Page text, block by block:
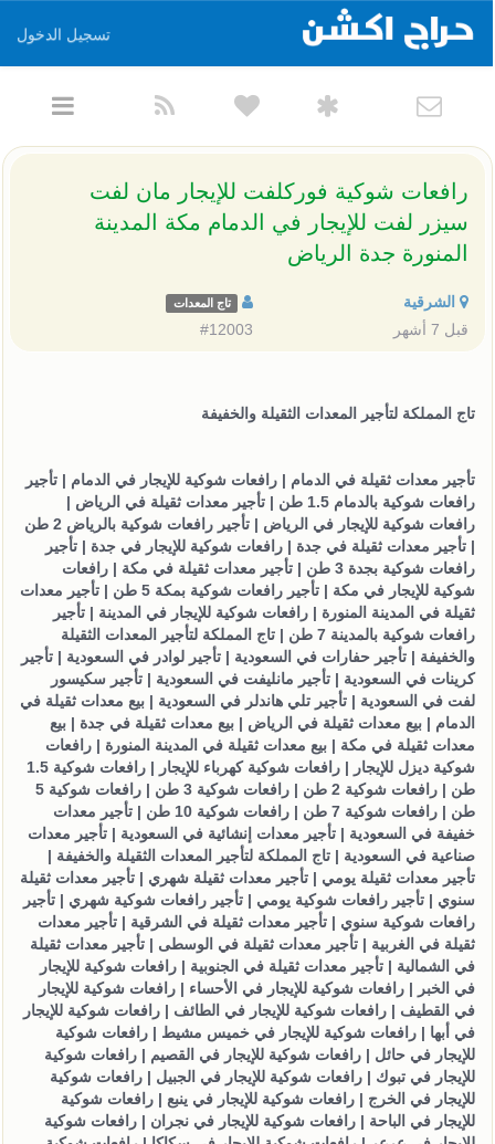
تسجيل الدخول
رافعات شوكية فوركلفت للإيجار مان لفت
سيزر لفت للإيجار في الدمام مكة المدينة
المنورة جدة الرياض
الشرقية تاج المعدات
قبل 7 أشهر #12003
تاج المملكة لتأجير المعدات الثقيلة والخفيفة
تأجير معدات ثقيلة في الدمام | رافعات شوكية للإيجار في الدمام | تأجير
رافعات شوكية بالدمام 1.5 طن | تأجير معدات ثقيلة في الرياض |
رافعات شوكية للإيجار في الرياض | تأجير رافعات شوكية بالرياض 2 طن
| تأجير معدات ثقيلة في جدة | رافعات شوكية للإيجار في جدة | تأجير
رافعات شوكية بجدة 3 طن | تأجير معدات ثقيلة في مكة | رافعات
شوكية للإيجار في مكة | تأجير رافعات شوكية بمكة 5 طن | تأجير معدات
ثقيلة في المدينة المنورة | رافعات شوكية للإيجار في المدينة | تأجير
رافعات شوكية بالمدينة 7 طن | تاج المملكة لتأجير المعدات الثقيلة
والخفيفة | تأجير حفارات في السعودية | تأجير لوادر في السعودية | تأجير
كرينات في السعودية | تأجير مانليفت في السعودية | تأجير سكيسور
لفت في السعودية | تأجير تلي هاندلر في السعودية | بيع معدات ثقيلة في
الدمام | بيع معدات ثقيلة في الرياض | بيع معدات ثقيلة في جدة | بيع
معدات ثقيلة في مكة | بيع معدات ثقيلة في المدينة المنورة | رافعات
شوكية ديزل للإيجار | رافعات شوكية كهرباء للإيجار | رافعات شوكية 1.5
طن | رافعات شوكية 2 طن | رافعات شوكية 3 طن | رافعات شوكية 5
طن | رافعات شوكية 7 طن | رافعات شوكية 10 طن | تأجير معدات
خفيفة في السعودية | تأجير معدات إنشائية في السعودية | تأجير معدات
صناعية في السعودية | تاج المملكة لتأجير المعدات الثقيلة والخفيفة |
تأجير معدات ثقيلة يومي | تأجير معدات ثقيلة شهري | تأجير معدات ثقيلة
سنوي | تأجير رافعات شوكية يومي | تأجير رافعات شوكية شهري | تأجير
رافعات شوكية سنوي | تأجير معدات ثقيلة في الشرقية | تأجير معدات
ثقيلة في الغربية | تأجير معدات ثقيلة في الوسطى | تأجير معدات ثقيلة
في الشمالية | تأجير معدات ثقيلة في الجنوبية | رافعات شوكية للإيجار
في الخبر | رافعات شوكية للإيجار في الأحساء | رافعات شوكية للإيجار
في القطيف | رافعات شوكية للإيجار في الطائف | رافعات شوكية للإيجار
في أبها | رافعات شوكية للإيجار في خميس مشيط | رافعات شوكية
للإيجار في حائل | رافعات شوكية للإيجار في القصيم | رافعات شوكية
للإيجار في تبوك | رافعات شوكية للإيجار في الجبيل | رافعات شوكية
للإيجار في الخرج | رافعات شوكية للإيجار في ينبع | رافعات شوكية
للإيجار في الباحة | رافعات شوكية للإيجار في نجران | رافعات شوكية